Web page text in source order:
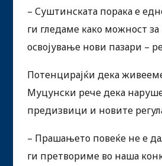
– Суштинската порака е
ги гледаме како можност
освојување нови пазари –
Потенцирајќи дека
Муцунски рече дека
предизвици и новите
– Прашањето повеќе не е
ги претвориме во наша